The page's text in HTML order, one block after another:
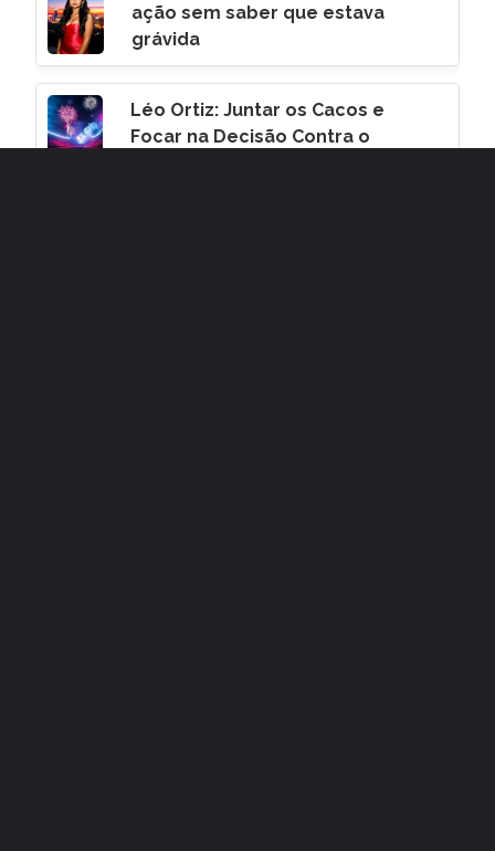
ação sem saber que estava
grávida
Léo Ortiz: Juntar os Cacos e
Focar na Decisão Contra o